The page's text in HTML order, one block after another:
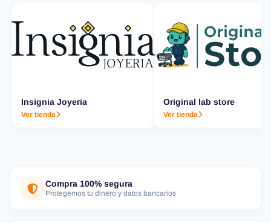
Insignia Joyeria
Ver tienda
Original lab store
Ver tienda
Compra 100% segura
Protegemos tu dinero y datos bancarios